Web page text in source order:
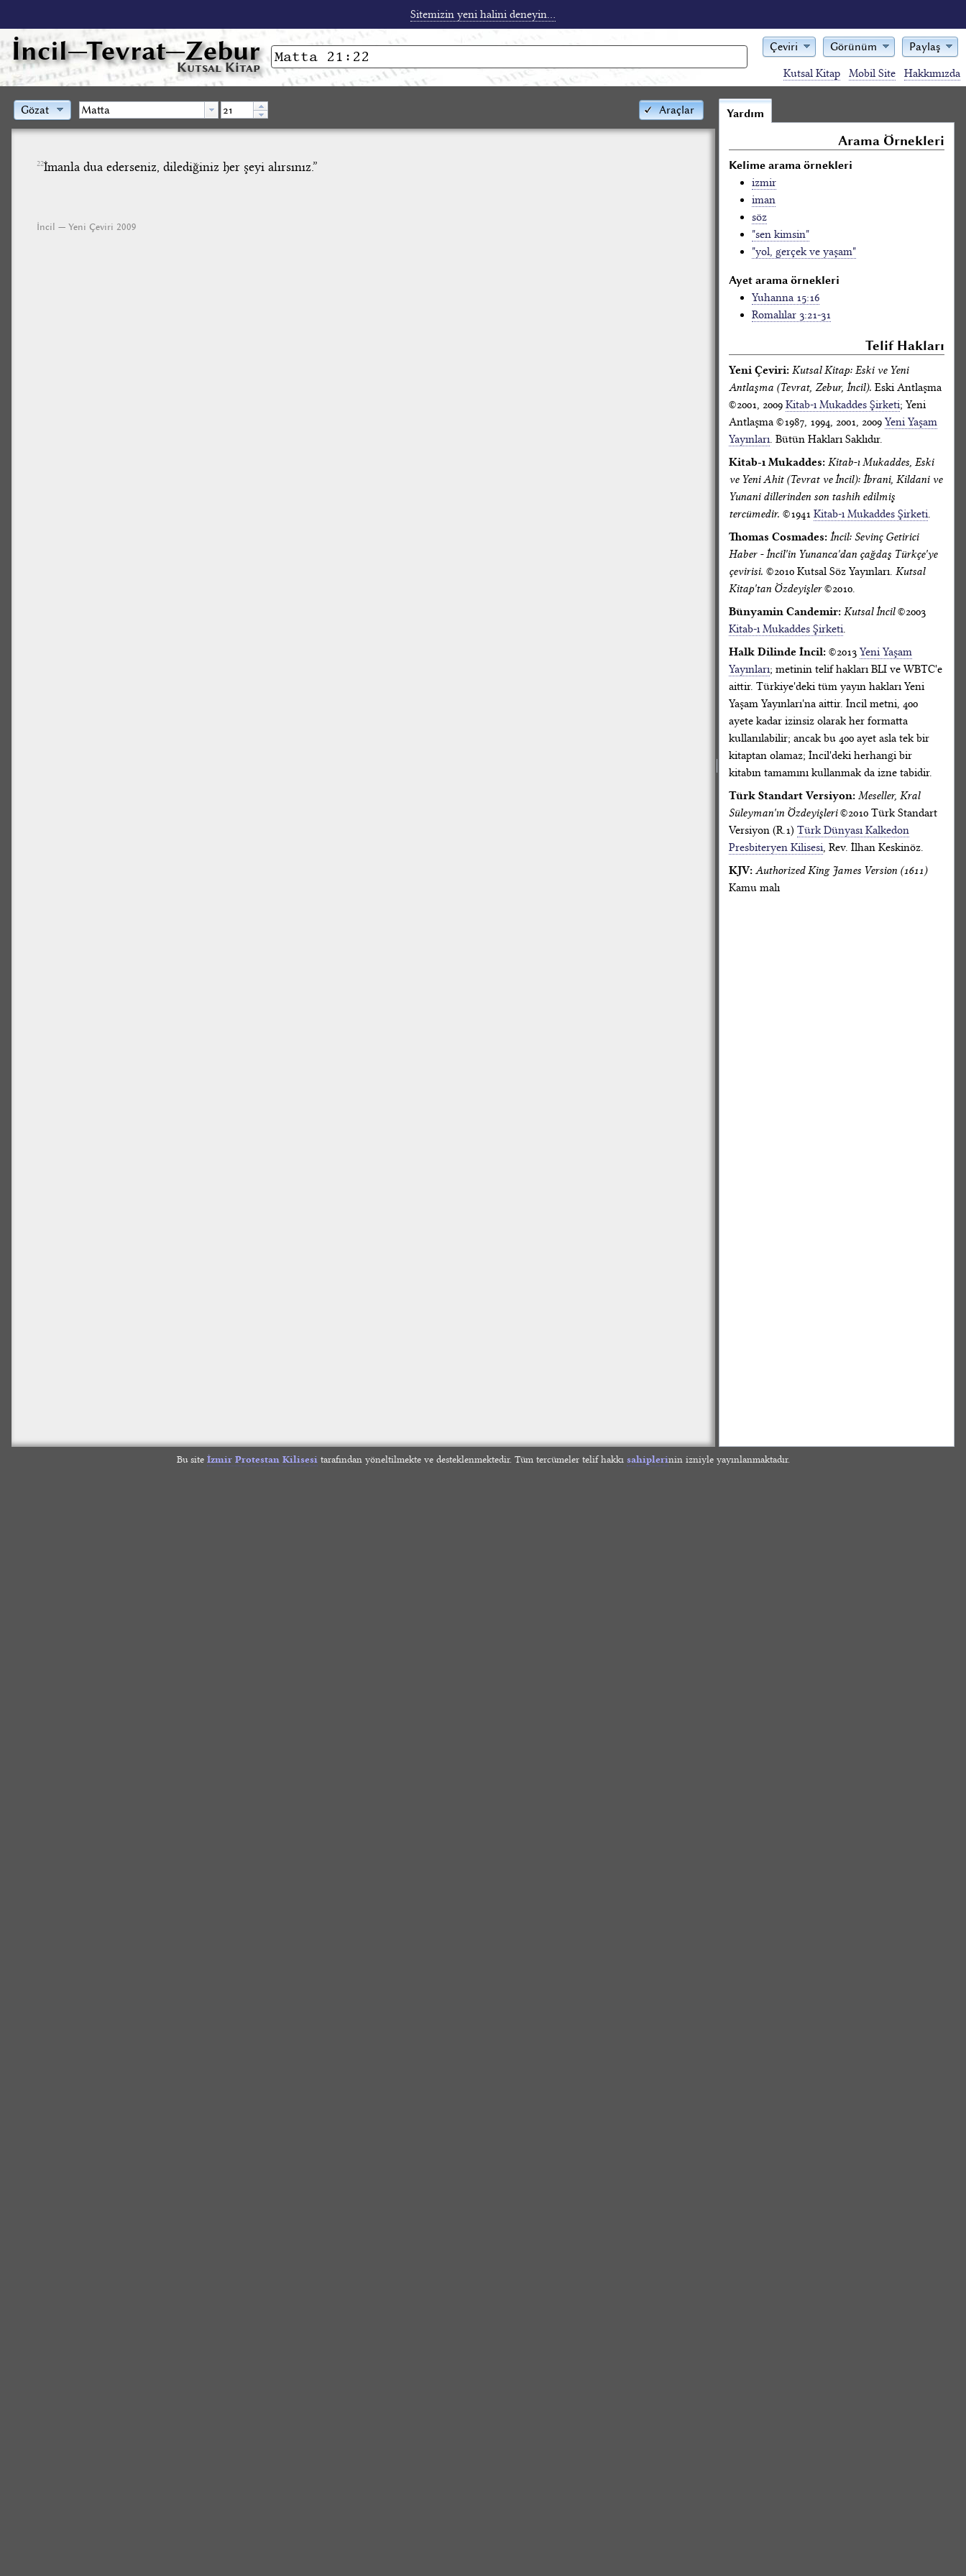
Sitemizin yeni halini deneyin...
İncil—Tevrat—Zebur
Kutsal Kitap
Çeviri Görünüm Paylaş
Kutsal Kitap Mobil Site Hakkımızda
Araçlar
Gözat
22İmanla dua ederseniz, dilediğiniz her şeyi alırsınız.”
İncil — Yeni Çeviri 2009
Yardım
Arama Örnekleri
Kelime arama örnekleri
izmir
iman
söz
"sen kimsin"
"yol, gerçek ve yaşam"
Ayet arama örnekleri
Yuhanna 15:16
Romalılar 3:21-31
Telif Hakları
Yeni Çeviri: Kutsal Kitap: Eski ve Yeni
Antlaşma (Tevrat, Zebur, İncil). Eski Antlaşma
©2001, 2009 Kitab-ı Mukaddes Şirketi; Yeni
Antlaşma ©1987, 1994, 2001, 2009 Yeni Yaşam
Yayınları. Bütün Hakları Saklıdır.
Kitab-ı Mukaddes: Kitab-ı Mukaddes, Eski
ve Yeni Ahit (Tevrat ve İncil): İbrani, Kildani ve
Yunani dillerinden son tashih edilmiş
tercümedir. ©1941 Kitab-ı Mukaddes Şirketi.
Thomas Cosmades: İncil: Sevinç Getirici
Haber - İncil'in Yunanca'dan çağdaş Türkçe'ye
çevirisi. ©2010 Kutsal Söz Yayınları. Kutsal
Kitap'tan Özdeyişler©2010.
Bünyamin Candemir: Kutsal İncil©2003
Kitab-ı Mukaddes Şirketi.
Halk Dilinde İncil: ©2013 Yeni Yaşam
Yayınları; metinin telif hakları BLI ve WBTC'e
aittir. Türkiye'deki tüm yayın hakları Yeni
Yaşam Yayınları'na aittir. İncil metni, 400
ayete kadar izinsiz olarak her formatta
kullanılabilir; ancak bu 400 ayet asla tek bir
kitaptan olamaz; İncil'deki herhangi bir
kitabın tamamını kullanmak da izne tabidir.
Türk Standart Versiyon: Meseller, Kral
Süleyman'ın Özdeyişleri©2010 Türk Standart
Versiyon (R.1) Türk Dünyası Kalkedon
Presbiteryen Kilisesi, Rev. İlhan Keskinöz.
KJV: Authorized King James Version (1611)
Kamu malı
Bu site İzmir Protestan Kilisesitarafından yöneltilmekte ve desteklenmektedir. Tüm tercümeler telif hakkı sahiplerinin izniyle yayınlanmaktadır.